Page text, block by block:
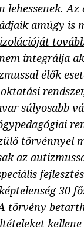
lehessenek.
amúgy is
integrálja
élők
súlyosabb
törvénnyel
az
30
törvény
kellene